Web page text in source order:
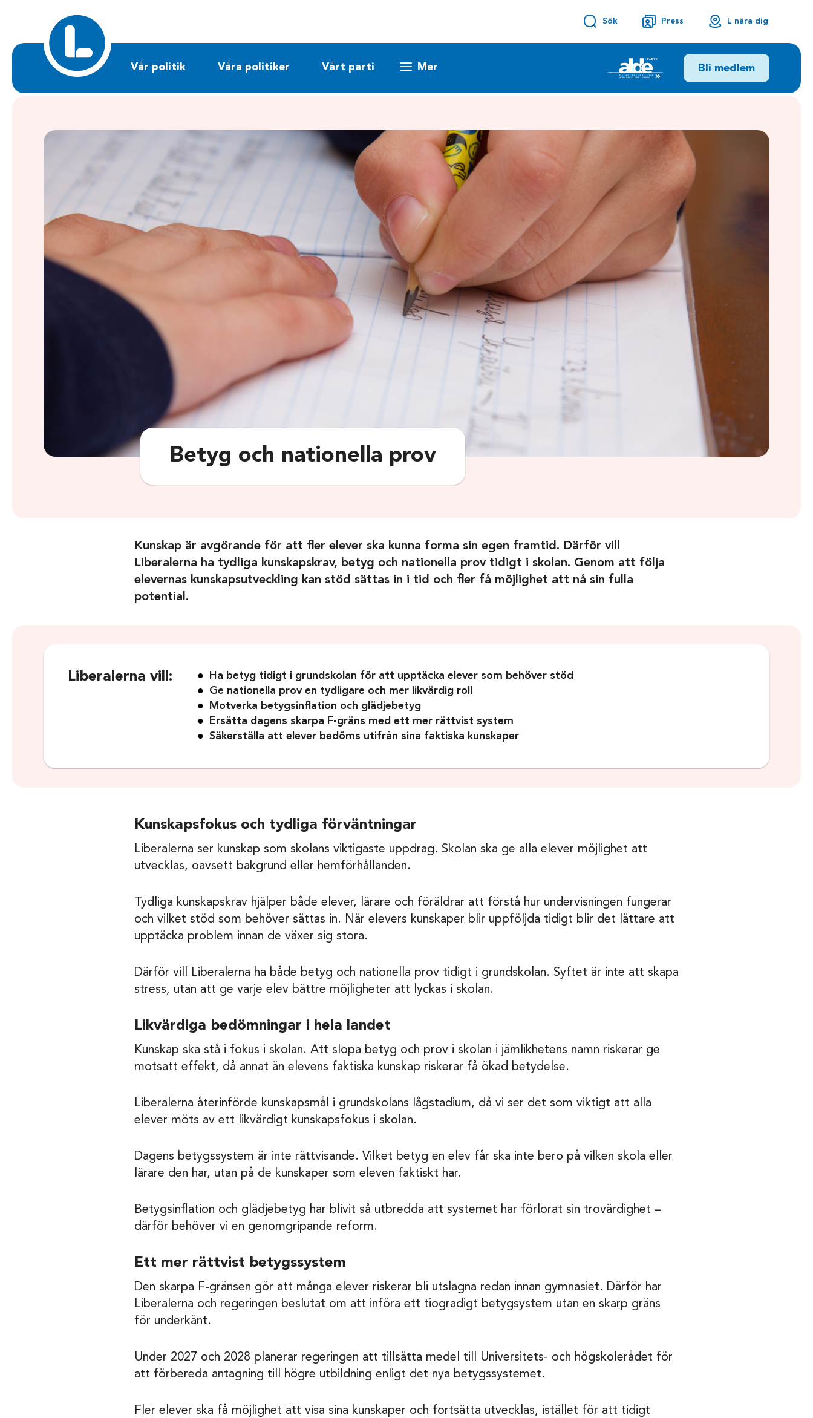
Sök Press L nära dig
Vår politik Våra politiker Vårt parti Mer Bli medlem
Betyg och nationella prov
Kunskap är avgörande för att fler elever ska kunna forma sin egen framtid. Därför vill
Liberalerna ha tydliga kunskapskrav, betyg och nationella prov tidigt i skolan. Genom att följa
elevernas kunskapsutveckling kan stöd sättas in i tid och fler få möjlighet att nå sin fulla
potential.
Liberalerna vill:
Ha betyg tidigt i grundskolan för att upptäcka elever som behöver stöd
Ge nationella prov en tydligare och mer likvärdig roll
Motverka betygsinflation och glädjebetyg
Ersätta dagens skarpa F-gräns med ett mer rättvist system
Säkerställa att elever bedöms utifrån sina faktiska kunskaper
Kunskapsfokus och tydliga förväntningar
Liberalerna ser kunskap som skolans viktigaste uppdrag. Skolan ska ge alla elever möjlighet att
utvecklas, oavsett bakgrund eller hemförhållanden.
Tydliga kunskapskrav hjälper både elever, lärare och föräldrar att förstå hur undervisningen fungerar
och vilket stöd som behöver sättas in. När elevers kunskaper blir uppföljda tidigt blir det lättare att
upptäcka problem innan de växer sig stora.
Därför vill Liberalerna ha både betyg och nationella prov tidigt i grundskolan. Syftet är inte att skapa
stress, utan att ge varje elev bättre möjligheter att lyckas i skolan.
Likvärdiga bedömningar i hela landet
Kunskap ska stå i fokus i skolan. Att slopa betyg och prov i skolan i jämlikhetens namn riskerar ge
motsatt effekt, då annat än elevens faktiska kunskap riskerar få ökad betydelse.
Liberalerna återinförde kunskapsmål i grundskolans lågstadium, då vi ser det som viktigt att alla
elever möts av ett likvärdigt kunskapsfokus i skolan.
Dagens betygssystem är inte rättvisande. Vilket betyg en elev får ska inte bero på vilken skola eller
lärare den har, utan på de kunskaper som eleven faktiskt har.
Betygsinflation och glädjebetyg har blivit så utbredda att systemet har förlorat sin trovärdighet –
därför behöver vi en genomgripande reform.
Ett mer rättvist betygssystem
Den skarpa F-gränsen gör att många elever riskerar bli utslagna redan innan gymnasiet. Därför har
Liberalerna och regeringen beslutat om att införa ett tiogradigt betygsystem utan en skarp gräns
för underkänt.
Under 2027 och 2028 planerar regeringen att tillsätta medel till Universitets- och högskolerådet för
att förbereda antagning till högre utbildning enligt det nya betygssystemet.
Fler elever ska få möjlighet att visa sina kunskaper och fortsätta utvecklas, istället för att tidigt